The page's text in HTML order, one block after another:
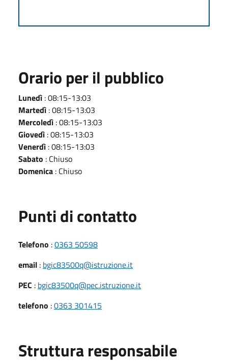
Orario per il pubblico
Lunedì : 08:15-13:03
Martedì : 08:15-13:03
Mercoledì : 08:15-13:03
Giovedì : 08:15-13:03
Venerdì : 08:15-13:03
Sabato : Chiuso
Domenica : Chiuso
Punti di contatto
Telefono :0363 50598
email : bgic83500q@istruzione.it
PEC : bgic83500q@pec.istruzione.it
telefono :0363 301415
Struttura responsabile